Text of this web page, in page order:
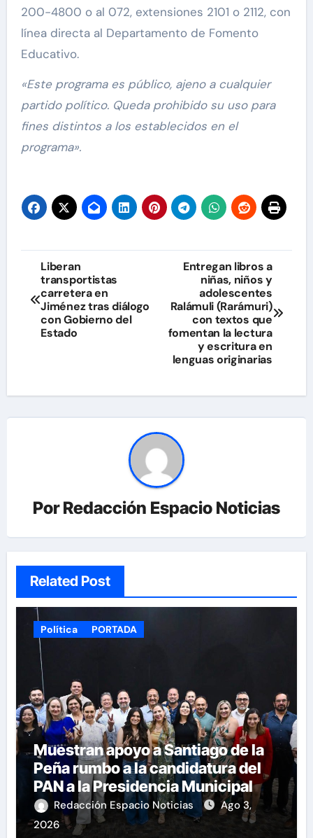
200-4800 o al 072, extensiones 2101 o 2112, con
línea directa al Departamento de Fomento
Educativo.
«Este programa es público, ajeno a cualquier
partido político. Queda prohibido su uso para
fines distintos a los establecidos en el
programa».
Navegación
de
entradas
Liberan
transportistas
carretera en
Jiménez tras diálogo
con Gobierno del
Estado
Entregan libros a
niñas, niños y
adolescentes
Ralámuli (Rarámuri)
con textos que
fomentan la lectura
y escritura en
lenguas originarias
PorRedacción Espacio Noticias
Related Post
Política PORTADA
Muestran apoyo a Santiago de la
Peña rumbo a la candidatura del
PAN a la Presidencia Municipal
Redacción Espacio Noticias
Ago 3,
2026